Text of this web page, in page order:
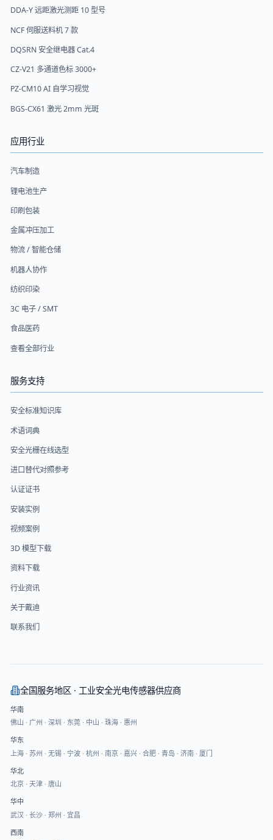
DDA-Y 远距激光测距 10 型号
NCF 伺服送料机 7 款
DQSRN 安全继电器 Cat.4
CZ-V21 多通道色标 3000+
PZ-CM10 AI 自学习视觉
BGS-CX61 激光 2mm 光斑
应用行业
汽车制造
锂电池生产
印刷包装
金属冲压加工
物流 / 智能仓储
机器人协作
纺织印染
3C 电子 / SMT
食品医药
查看全部行业
服务支持
安全标准知识库
术语词典
安全光栅在线选型
进口替代对照参考
认证证书
安装实例
视频案例
3D 模型下载
资料下载
行业资讯
关于戴迪
联系我们
全国服务地区 · 工业安全光电传感器供应商
华南
佛山 · 广州 · 深圳 · 东莞· 中山 · 珠海· 惠州
华东
上海· 苏州 · 无锡· 宁波· 杭州 · 南京· 嘉兴· 合肥· 青岛 · 济南· 厦门
华北
北京· 天津· 唐山
华中
武汉 · 长沙· 郑州 · 宜昌
西南